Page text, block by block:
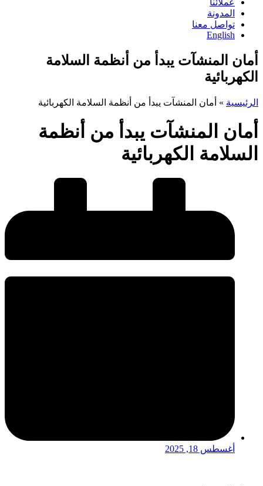
عملائنا
المدونة
تواصل معنا
English
أمان المنشآت يبدأ من أنظمة السلامة
الكهربائية
الرئيسية » أمان المنشآت يبدأ من أنظمة السلامة الكهربائية
أمان المنشآت يبدأ من أنظمة
السلامة الكهربائية
أغسطس 18, 2025